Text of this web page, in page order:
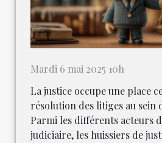
Mardi 6 mai 2025 10h
La justice occupe une place
résolution des litiges au sein
Parmi les différents acteurs
judiciaire, les huissiers de